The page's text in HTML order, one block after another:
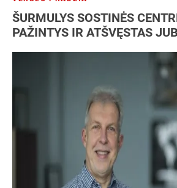
ŠURMULYS SOSTINĖS
PAŽINTYS IR ATŠVĘSTAS